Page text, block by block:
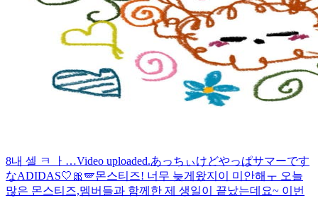
8내 셀 ㅋ ㅏ…Video uploaded.あっちぃけどやっぱサマーです
なADIDAS🤍🎀🪽몬스티즈! 너무 늦게왔지이 미안해ㅜ 오늘
많은 몬스티즈,멤버들과 함께한 제 생일이 끝났는데요~ 이번